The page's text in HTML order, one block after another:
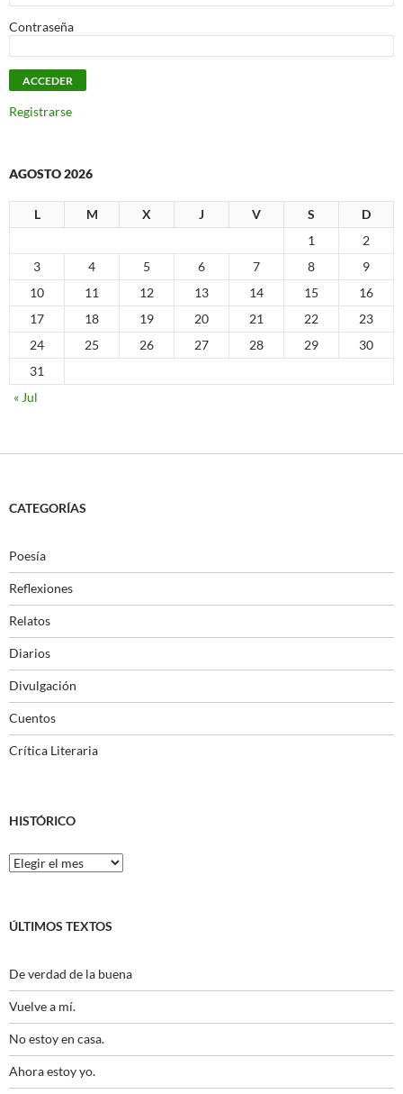
Contraseña
Registrarse
AGOSTO 2026
L M X J V S
D
1
2
3
4 5 6 7 8
9
10
11 12 13 14 15
16
17
18 19 20 21 22
23
24
25 26 27 28 29
30
31
« Jul
CATEGORÍAS
Poesía
Reflexiones
Relatos
Diarios
Divulgación
Cuentos
Crítica Literaria
HISTÓRICO
Histórico
ÚLTIMOS TEXTOS
De verdad de la buena
Vuelve a mí.
No estoy en casa.
Ahora estoy yo.